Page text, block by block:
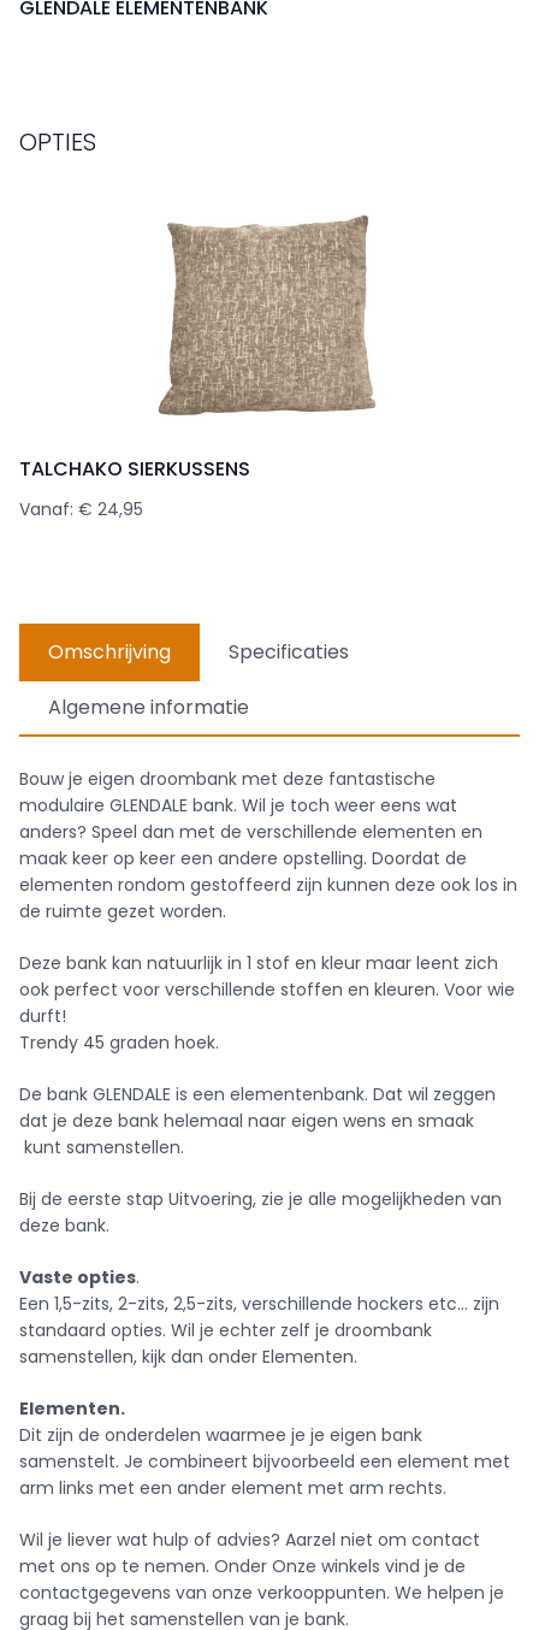
GLENDALE ELEMENTENBANK
OPTIES
TALCHAKO SIERKUSSENS
Vanaf: € 24,95
Omschrijving
Specificaties
Algemene informatie
Bouw je eigen droombank met deze fantastische
modulaire GLENDALE bank. Wil je toch weer eens wat
anders? Speel dan met de verschillende elementen en
maak keer op keer een andere opstelling. Doordat de
elementen rondom gestoffeerd zijn kunnen deze ook los in
de ruimte gezet worden.
Deze bank kan natuurlijk in 1 stof en kleur maar leent zich
ook perfect voor verschillende stoffen en kleuren. Voor wie
durft!
Trendy 45 graden hoek.
De bank GLENDALE is een elementenbank. Dat wil zeggen
dat je deze bank helemaal naar eigen wens en smaak
kunt samenstellen.
Bij de eerste stap Uitvoering, zie je alle mogelijkheden van
deze bank.
Vaste opties.
Een 1,5-zits, 2-zits, 2,5-zits, verschillende hockers etc… zijn
standaard opties. Wil je echter zelf je droombank
samenstellen, kijk dan onder Elementen.
Elementen.
Dit zijn de onderdelen waarmee je je eigen bank
samenstelt. Je combineert bijvoorbeeld een element met
arm links met een ander element met arm rechts.
Wil je liever wat hulp of advies? Aarzel niet om contact
met ons op te nemen. Onder Onze winkels vind je de
contactgegevens van onze verkooppunten. We helpen je
graag bij het samenstellen van je bank.